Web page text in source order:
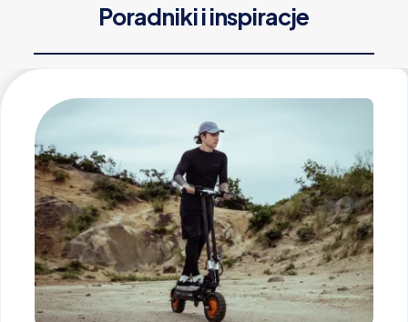
Poradniki i inspiracje